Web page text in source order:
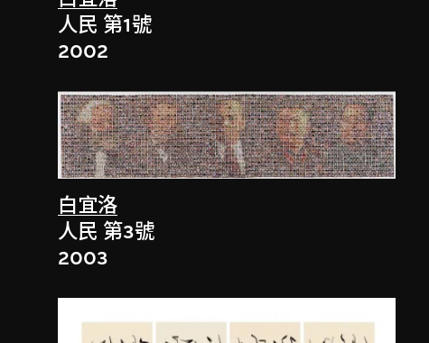
人民 第1號
2002
白宜洛
人民 第3號
2003